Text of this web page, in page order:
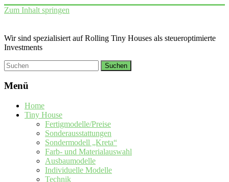
Zum Inhalt springen
Wir sind spezialisiert auf Rolling Tiny Houses als steueroptimierte
Investments
Menü
Home
Tiny House
Fertigmodelle/Preise
Sonderausstattungen
Sondermodell „Kreta“
Farb- und Materialauswahl
Ausbaumodelle
Individuelle Modelle
Technik